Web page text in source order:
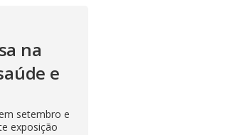
na
e
setembro e
exposição